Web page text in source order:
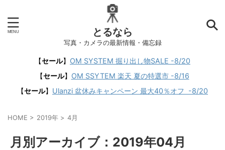
とるなら
写真・カメラの最新情報・備忘録
【セール】 OM SYSTEM 掘り出し物SALE -8/20
【セール】 OM SSYTEM 楽天 夏の特選市 -8/16
【セール】 Ulanzi 盆休みキャンペーン 最大40％オフ -8/20
HOME > 2019年 > 4月
月別アーカイブ：2019年04月